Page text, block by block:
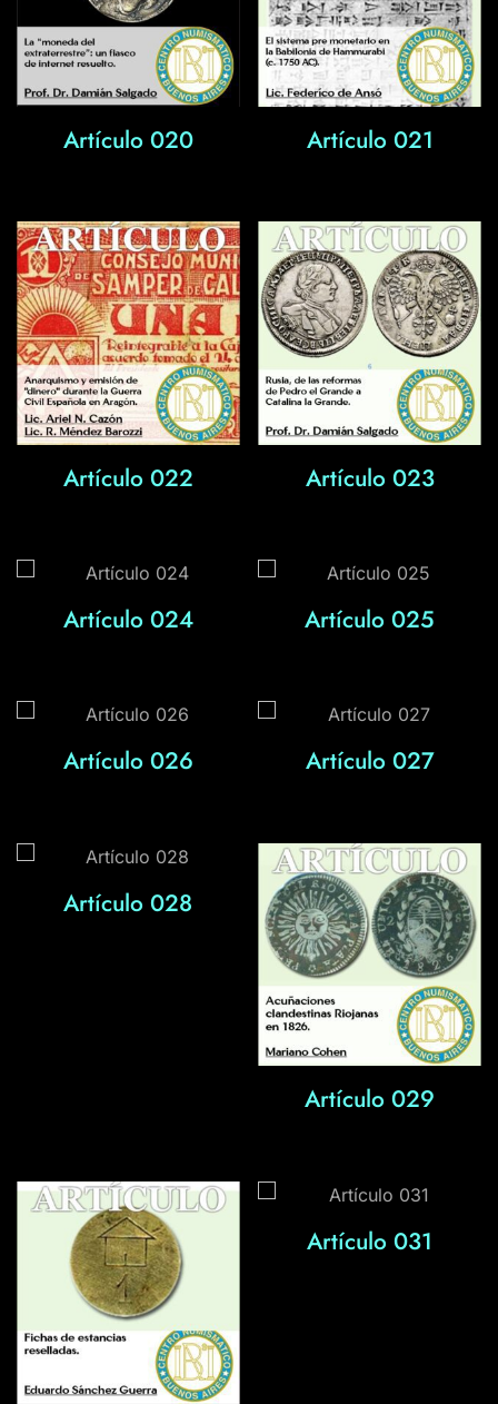
Artículo 020 Artículo 021
Artículo 022 Artículo 023
Artículo 024 Artículo 025
Artículo 026 Artículo 027
Artículo 028
Artículo 029
Artículo 031